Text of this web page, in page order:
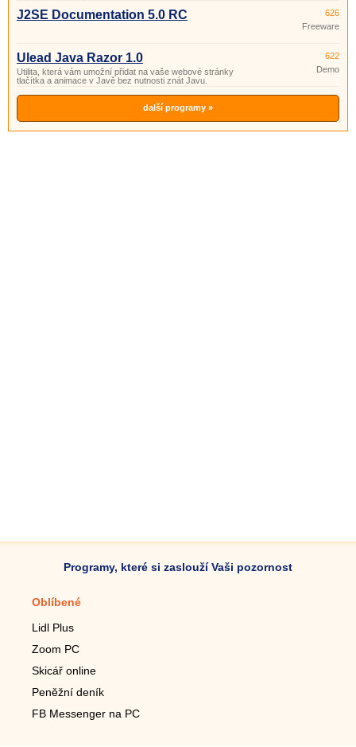
J2SE Documentation 5.0 RC
626
Freeware
Ulead Java Razor 1.0
Utilita, která vám umožní přidat na vaše webové stránky
tlačítka a animace v Javě bez nutnosti znát Javu.
622
Demo
další programy »
Programy, které si zaslouží Vaši pozornost
Oblíbené
Lidl Plus
Zoom PC
Skicář online
Peněžní deník
FB Messenger na PC